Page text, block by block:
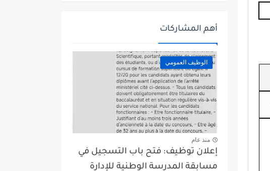
أهم المشاركات
الوظيف العمومي
منذ عام
إعلان توظيف: فتح باب التسجيل في
مسابقة المدرسة الوطنية للإدارة